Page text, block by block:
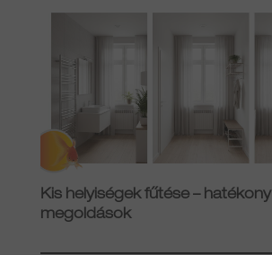
Kis helyiségek fűtése – hatékony
megoldások